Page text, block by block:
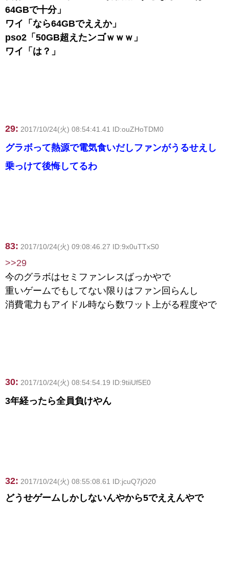
64GBで十分」
ワイ「なら64GBでええか」
pso2「50GB超えたンゴｗｗｗ」
ワイ「は？」
29: 2017/10/24(火) 08:54:41.41 ID:ouZHoTDM0
グラボって熱源で電気食いだしファンがうるせえし
乗っけて後悔してるわ
83: 2017/10/24(火) 09:08:46.27 ID:9x0uTTxS0
>>29
今のグラボはセミファンレスばっかやで
重いゲームでもしてない限りはファン回らんし
消費電力もアイドル時なら数ワット上がる程度やで
30: 2017/10/24(火) 08:54:54.19 ID:9tiiUf5E0
3年経ったら全員負けやん
32: 2017/10/24(火) 08:55:08.61 ID:jcuQ7jO20
どうせゲームしかしないんやから5でええんやで